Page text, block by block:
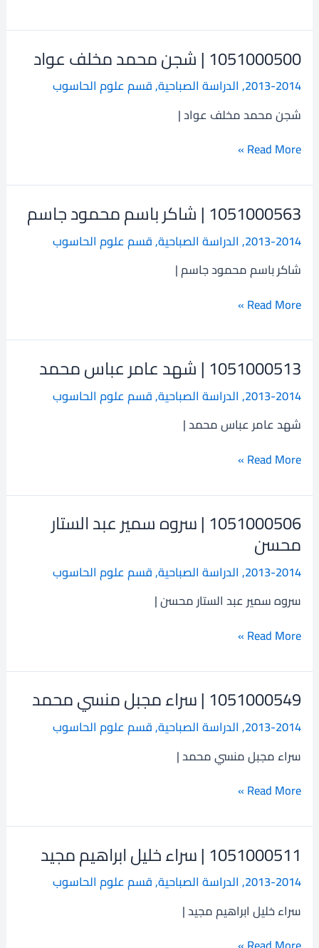
1051000500 | شجن محمد مخلف عواد
2013-2014
, الدراسة الصباحية,قسم علوم الحاسوب
شجن محمد مخلف عواد |
1051000500
شجن
محمد
مخلف
عواد
Read More »
1051000563 | شاكر باسم محمود جاسم
2013-2014
, الدراسة الصباحية,قسم علوم الحاسوب
شاكر باسم محمود جاسم |
1051000563
شاكر
باسم
محمود
جاسم
Read More »
1051000513 | شهد عامر عباس محمد
2013-2014
, الدراسة الصباحية,قسم علوم الحاسوب
شهد عامر عباس محمد |
1051000513
شهد
عامر
عباس
محمد
Read More »
1051000506 | سروه سمير عبد الستار
محسن
2013-2014
, الدراسة الصباحية,قسم علوم الحاسوب
سروه سمير عبد الستار محسن |
1051000506
|
سروه
سمير
الستار
Read More »
1051000549 | سراء مجبل منسي محمد
2013-2014
, الدراسة الصباحية,قسم علوم الحاسوب
سراء مجبل منسي محمد |
1051000549
سراء
مجبل
منسي
محمد
Read More »
1051000511 | سراء خليل ابراهيم مجيد
2013-2014
, الدراسة الصباحية,قسم علوم الحاسوب
سراء خليل ابراهيم مجيد |
1051000511
سراء
خليل
ابراهيم
مجيد